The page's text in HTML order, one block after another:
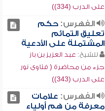
على الدرب (334))
الفهرس:حكم
تعليق التمائم
المشتملة على الأدعية
للشيخ: عبد العزيز بن باز
جزء من محاضرة ( فتاوى نور
على الدرب (343))
الفهرس: علامات
معرفة من هم أولياء